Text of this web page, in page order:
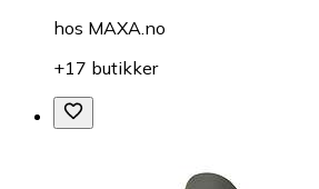
hos MAXA.no
+17 butikker